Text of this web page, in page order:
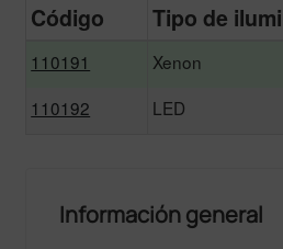
Código Tipo de
110191 Xenon
110192 LED
Información general